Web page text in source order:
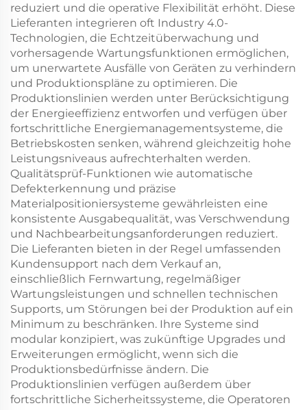
reduziert und die operative Flexibilität erhöht. Diese
Lieferanten integrieren oft Industry 4.0-
Technologien, die Echtzeitüberwachung und
vorhersagende Wartungsfunktionen ermöglichen,
um unerwartete Ausfälle von Geräten zu verhindern
und Produktionspläne zu optimieren. Die
Produktionslinien werden unter Berücksichtigung
der Energieeffizienz entworfen und verfügen über
fortschrittliche Energiemanagementsysteme, die
Betriebskosten senken, während gleichzeitig hohe
Leistungsniveaus aufrechterhalten werden.
Qualitätsprüf-Funktionen wie automatische
Defekterkennung und präzise
Materialpositioniersysteme gewährleisten eine
konsistente Ausgabequalität, was Verschwendung
und Nachbearbeitungsanforderungen reduziert.
Die Lieferanten bieten in der Regel umfassenden
Kundensupport nach dem Verkauf an,
einschließlich Fernwartung, regelmäßiger
Wartungsleistungen und schnellen technischen
Supports, um Störungen bei der Produktion auf ein
Minimum zu beschränken. Ihre Systeme sind
modular konzipiert, was zukünftige Upgrades und
Erweiterungen ermöglicht, wenn sich die
Produktionsbedürfnisse ändern. Die
Produktionslinien verfügen außerdem über
fortschrittliche Sicherheitssysteme, die Operatoren